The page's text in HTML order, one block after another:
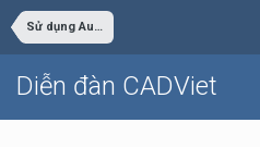
Sử dụng AutoCAD
Diễn đàn CADViet